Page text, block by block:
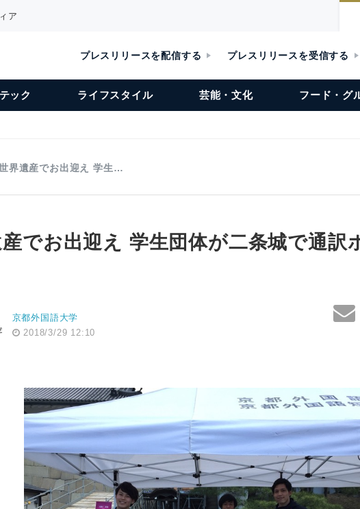
ア
プレスリリースを配信する プレスリリースを受信する
テック ライフスタイル 芸能・文化 フード・グ
界遺産でお出迎え 学生…
でお出迎え 学生団体が二条城で通訳
京都外国語大学
2018/3/29 12:10